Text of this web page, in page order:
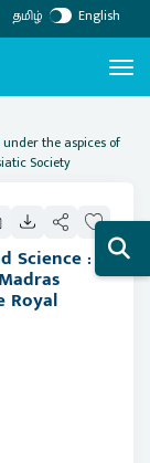
தமிழ் English
the aspices of
Society
Science :
Royal